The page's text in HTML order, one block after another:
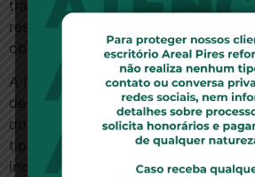
tratamento com o fármaco indicado
responsável pelo beneficiário, pois
obrigação contratual.
A magistrada esclareceu sobre a
de saúde, pois cabe a esse
doenças ofertará cobertura, mas
tipo de tratamento que será
incumbência pertence ao médico